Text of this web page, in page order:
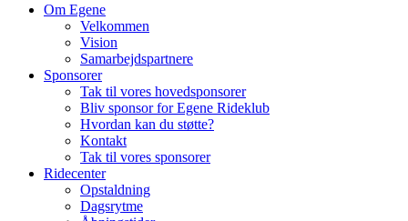
Om Egene
Velkommen
Vision
Samarbejdspartnere
Sponsorer
Tak til vores hovedsponsorer
Bliv sponsor for Egene Rideklub
Hvordan kan du støtte?
Kontakt
Tak til vores sponsorer
Ridecenter
Opstaldning
Dagsrytme